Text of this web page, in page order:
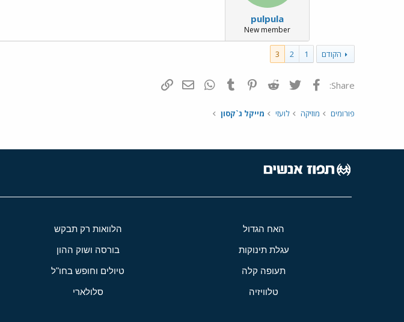
pulpula
New member
הקודם 1
2
3
Share: פייסבוק Twitter
Reddit
Pinterest
Tumblr
WhatsAppדואר אלקטרוני
פורומים מוזיקה לועזי מייקל ג`קסון
האח הגדול הלוואות רק תבקש
עגלת תינוקות בורסה ושוק ההון
תעופה קלה טיולים וחופש בחו"ל
טלוויזיה סלולארי